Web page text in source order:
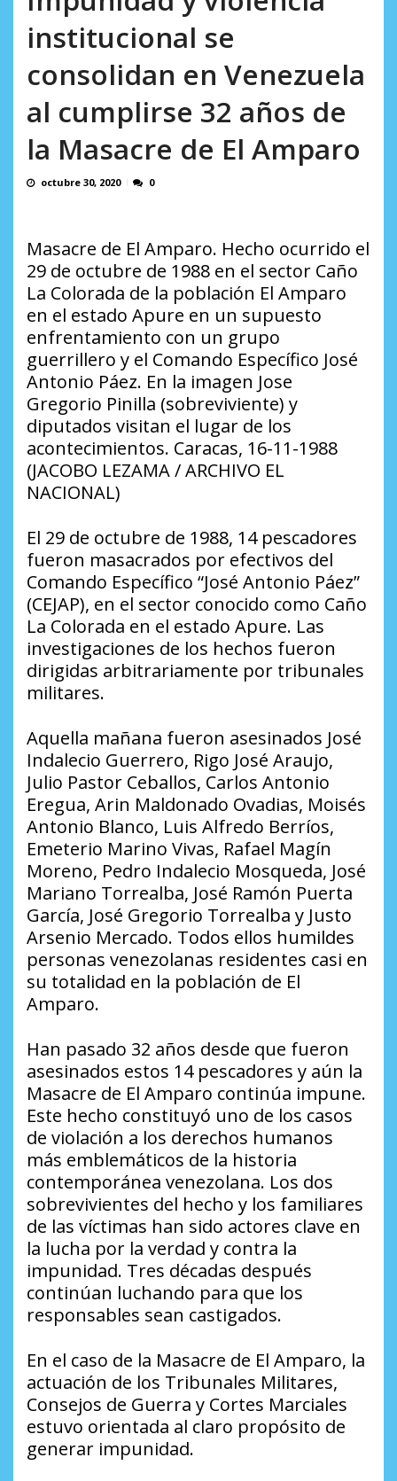
institucional se
consolidan en Venezuela
al cumplirse 32 años de
la Masacre de El Amparo
octubre 30, 2020 0
Masacre de El Amparo. Hecho ocurrido el
29 de octubre de 1988 en el sector Caño
La Colorada de la población El Amparo
en el estado Apure en un supuesto
enfrentamiento con un grupo
guerrillero y el Comando Específico José
Antonio Páez. En la imagen Jose
Gregorio Pinilla (sobreviviente) y
diputados visitan el lugar de los
acontecimientos. Caracas, 16-11-1988
(JACOBO LEZAMA / ARCHIVO EL
NACIONAL)
El 29 de octubre de 1988, 14 pescadores
fueron masacrados por efectivos del
Comando Específico “José Antonio Páez”
(CEJAP), en el sector conocido como Caño
La Colorada en el estado Apure. Las
investigaciones de los hechos fueron
dirigidas arbitrariamente por tribunales
militares.
Aquella mañana fueron asesinados José
Indalecio Guerrero, Rigo José Araujo,
Julio Pastor Ceballos, Carlos Antonio
Eregua, Arin Maldonado Ovadias, Moisés
Antonio Blanco, Luis Alfredo Berríos,
Emeterio Marino Vivas, Rafael Magín
Moreno, Pedro Indalecio Mosqueda, José
Mariano Torrealba, José Ramón Puerta
García, José Gregorio Torrealba y Justo
Arsenio Mercado. Todos ellos humildes
personas venezolanas residentes casi en
su totalidad en la población de El
Amparo.
Han pasado 32 años desde que fueron
asesinados estos 14 pescadores y aún la
Masacre de El Amparo continúa impune.
Este hecho constituyó uno de los casos
de violación a los derechos humanos
más emblemáticos de la historia
contemporánea venezolana. Los dos
sobrevivientes del hecho y los familiares
de las víctimas han sido actores clave en
la lucha por la verdad y contra la
impunidad. Tres décadas después
continúan luchando para que los
responsables sean castigados.
En el caso de la Masacre de El Amparo, la
actuación de los Tribunales Militares,
Consejos de Guerra y Cortes Marciales
estuvo orientada al claro propósito de
generar impunidad.